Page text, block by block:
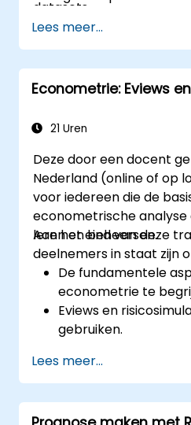
datasets.
Lees meer...
Econometrie: Eviews
21 Uren
Deze door een docent
Nederland (online of op
voor iedereen die de
econometrische
leren en beheersen.
Aan het eind van deze
deelnemers in staat zijn
De fundamentele
econometrie te
Eviews en
gebruiken.
Lees meer...